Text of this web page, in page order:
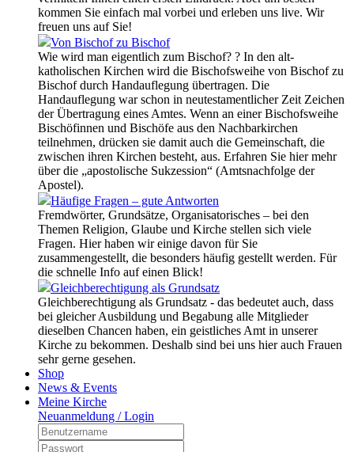
kommen Sie einfach mal vorbei und erleben uns live. Wir
freuen uns auf Sie!
Von Bischof zu Bischof
Wie wird man eigentlich zum Bischof? ? In den alt-
katholischen Kirchen wird die Bischofsweihe von Bischof zu
Bischof durch Handauflegung übertragen. Die
Handauflegung war schon in neutestamentlicher Zeit Zeichen
der Übertragung eines Amtes. Wenn an einer Bischofsweihe
Bischöfinnen und Bischöfe aus den Nachbarkirchen
teilnehmen, drücken sie damit auch die Gemeinschaft, die
zwischen ihren Kirchen besteht, aus. Erfahren Sie hier mehr
über die „apostolische Sukzession“ (Amtsnachfolge der
Apostel).
Häufige Fragen – gute Antworten
Fremdwörter, Grundsätze, Organisatorisches – bei den
Themen Religion, Glaube und Kirche stellen sich viele
Fragen. Hier haben wir einige davon für Sie
zusammengestellt, die besonders häufig gestellt werden. Für
die schnelle Info auf einen Blick!
Gleichberechtigung als Grundsatz
Gleichberechtigung als Grundsatz - das bedeutet auch, dass
bei gleicher Ausbildung und Begabung alle Mitglieder
dieselben Chancen haben, ein geistliches Amt in unserer
Kirche zu bekommen. Deshalb sind bei uns hier auch Frauen
sehr gerne gesehen.
Shop
News & Events
Meine Kirche
Neuanmeldung / Login